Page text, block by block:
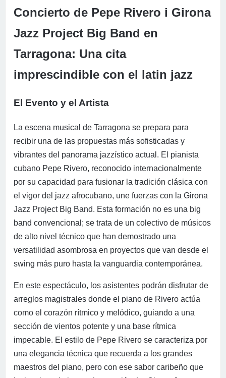
Concierto de Pepe Rivero i Girona
Jazz Project Big Band en
Tarragona: Una cita
imprescindible con el latin jazz
El Evento y el Artista
La escena musical de Tarragona se prepara para
recibir una de las propuestas más sofisticadas y
vibrantes del panorama jazzístico actual. El pianista
cubano Pepe Rivero, reconocido internacionalmente
por su capacidad para fusionar la tradición clásica con
el vigor del jazz afrocubano, une fuerzas con la Girona
Jazz Project Big Band. Esta formación no es una big
band convencional; se trata de un colectivo de músicos
de alto nivel técnico que han demostrado una
versatilidad asombrosa en proyectos que van desde el
swing más puro hasta la vanguardia contemporánea.
En este espectáculo, los asistentes podrán disfrutar de
arreglos magistrales donde el piano de Rivero actúa
como el corazón rítmico y melódico, guiando a una
sección de vientos potente y una base rítmica
impecable. El estilo de Pepe Rivero se caracteriza por
una elegancia técnica que recuerda a los grandes
maestros del piano, pero con ese sabor caribeño que